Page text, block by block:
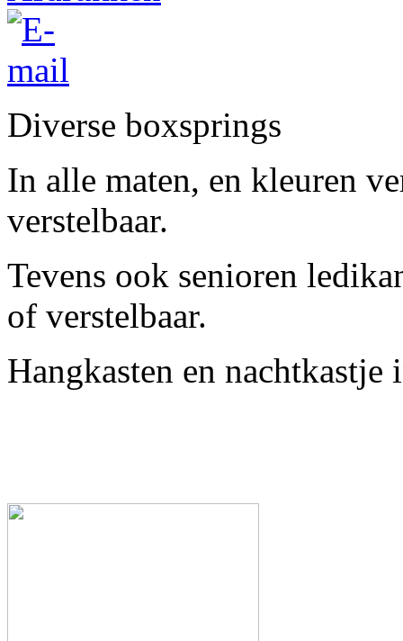
Diverse boxsprings
In alle maten, en kleuren
verstelbaar.
Tevens ook senioren
of verstelbaar.
Hangkasten en